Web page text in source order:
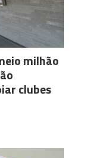
milhão
clubes